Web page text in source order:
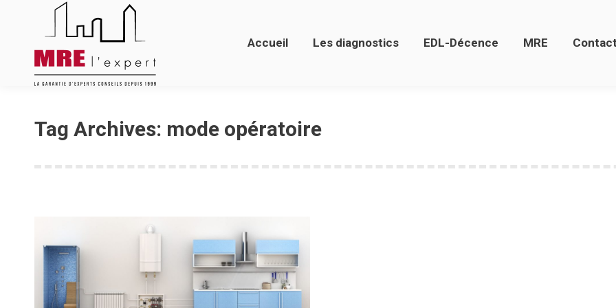
Accueil Les diagnostics EDL-Décence MRE
Tag Archives: mode opératoire